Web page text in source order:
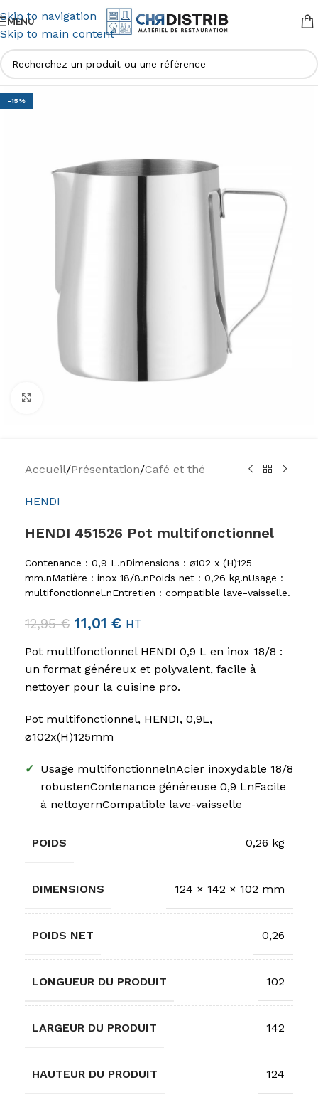
Skip to navigation
Skip to main content
MENU
-15%
Accueil/Présentation/Café et thé
HENDI
HENDI 451526 Pot multifonctionnel
Contenance : 0,9 L.nDimensions : ⌀102 x (H)125
mm.nMatière : inox 18/8.nPoids net : 0,26 kg.nUsage :
multifonctionnel.nEntretien : compatible lave-vaisselle.
12,95€ 11,01 € HT
Pot multifonctionnel HENDI 0,9 L en inox 18/8 :
un format généreux et polyvalent, facile à
nettoyer pour la cuisine pro.
Pot multifonctionnel, HENDI, 0,9L,
⌀102x(H)125mm
✓ Usage multifonctionnelnAcier inoxydable 18/8
robustenContenance généreuse 0,9 LnFacile
à nettoyernCompatible lave-vaisselle
POIDS 0,26 kg
DIMENSIONS 124 × 142 × 102 mm
POIDS NET 0,26
LONGUEUR DU PRODUIT 102
LARGEUR DU PRODUIT 142
HAUTEUR DU PRODUIT 124